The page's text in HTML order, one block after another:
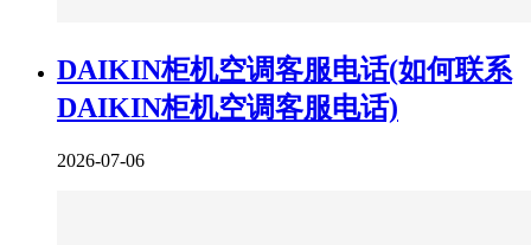
DAIKIN柜机空调客服电话(如何联系
DAIKIN柜机空调客服电话)
2026-07-06